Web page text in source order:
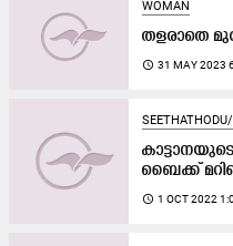
WOMAN
തളരാതെ
access_time 31 MAY 2023
ബൈക്ക്​
access_time 1 OCT 2022